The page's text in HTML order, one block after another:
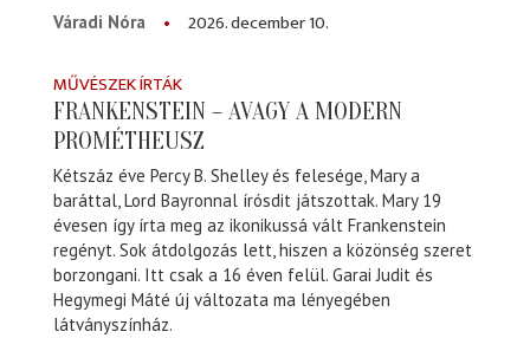
Váradi Nóra
2026. december 10.
MŰVÉSZEK ÍRTÁK
FRANKENSTEIN – AVAGY A MODERN
PROMÉTHEUSZ
Kétszáz éve Percy B. Shelley és felesége, Mary a
baráttal, Lord Bayronnal írósdit játszottak. Mary 19
évesen így írta meg az ikonikussá vált Frankenstein
regényt. Sok átdolgozás lett, hiszen a közönség szeret
borzongani. Itt csak a 16 éven felül. Garai Judit és
Hegymegi Máté új változata ma lényegében
látványszínház.